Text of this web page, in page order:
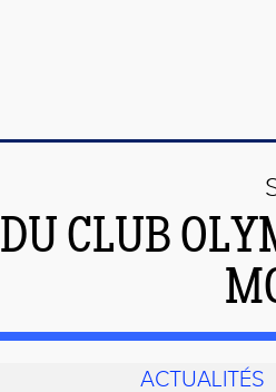
DU CLUB
ACTUALITÉS